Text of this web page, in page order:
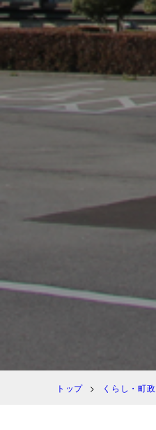
トップ くらし・町政